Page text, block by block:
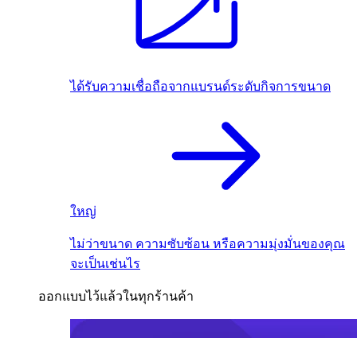
ได้รับความเชื่อถือจากแบรนด์ระดับกิจการขนาด
ใหญ่
ไม่ว่าขนาด ความซับซ้อน หรือความมุ่งมั่นของคุณ
จะเป็นเช่นไร
ออกแบบไว้แล้วในทุกร้านค้า